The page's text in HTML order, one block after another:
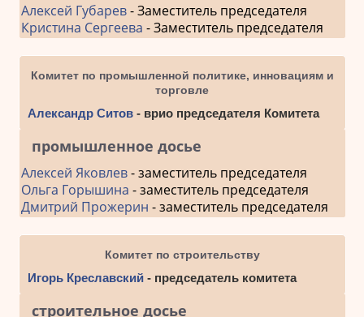
Алексей Губарев- Заместитель председателя
Кристина Сергеева - Заместитель председателя
Комитет по промышленной политике, инновациям и
торговле
Александр Ситов- врио председателя Комитета
промышленное досье
Алексей Яковлев- заместитель председателя
Ольга Горышина - заместитель председателя
Дмитрий Прожерин - заместитель председателя
Комитет по строительству
Игорь Креславский - председатель комитета
строительное досье